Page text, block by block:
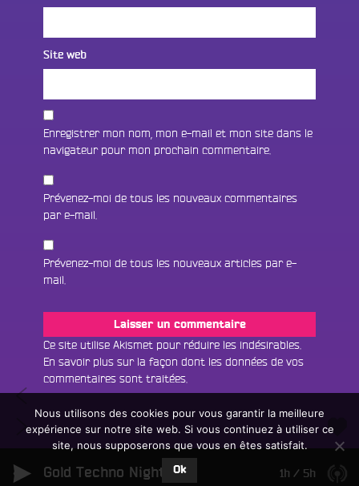
Site web
Enregistrer mon nom, mon e-mail et mon site dans le
navigateur pour mon prochain commentaire.
Prévenez-moi de tous les nouveaux commentaires
par e-mail.
Prévenez-moi de tous les nouveaux articles par e-
mail.
Ce site utilise Akismet pour réduire les indésirables.
En savoir plus sur la façon dont les données de vos
commentaires sont traitées
Navigation
l’article
Métro
Boulot
Pogo
« Cultures
Métro
#05
un
Écouter le direct
Tous les programmes
Gold Techno Night 1h / 5h
Nous utilisons des cookies pour vous garantir la meilleure
expérience sur notre site web. Si vous continuez à utiliser ce
site, nous supposerons que vous en êtes satisfait.
Ok